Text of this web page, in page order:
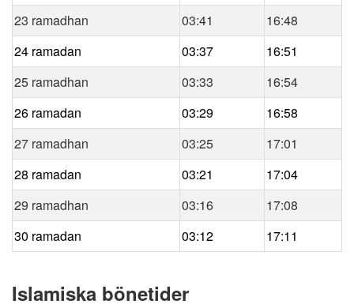
23 ramadhan
03:41
16:48
24 ramadan
03:37
16:51
25 ramadhan
03:33
16:54
26 ramadan
03:29
16:58
27 ramadhan
03:25
17:01
28 ramadan
03:21
17:04
29 ramadhan
03:16
17:08
30 ramadan
03:12 17:11
Islamiska bönetider